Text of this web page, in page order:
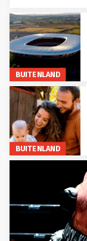
BUITENLAND
BUITENLAND